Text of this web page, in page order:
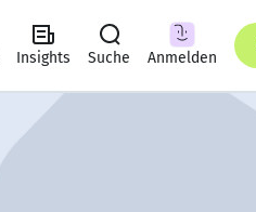
Insights Suche Anmelden